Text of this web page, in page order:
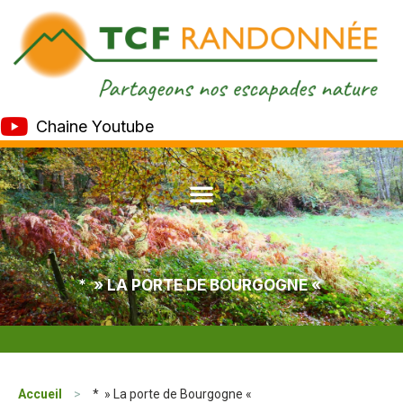
Chaine Youtube
* » LA PORTE DE BOURGOGNE «
Accueil > * » La porte de Bourgogne «